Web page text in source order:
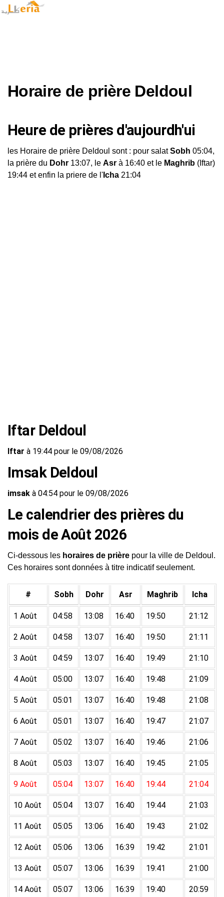
Horaire de prière Deldoul
Heure de prières d'aujourdh'ui
les Horaire de prière Deldoul sont : pour salatSobh 05:04,
la prière du Dohr 13:07, le Asr à 16:40 et le Maghrib (Iftar)
19:44 et enfin la priere de l' Icha 21:04
Iftar Deldoul
Iftar à 19:44 pour le 09/08/2026
Imsak Deldoul
imsak à 04:54 pour le 09/08/2026
Le calendrier des prières du
mois de Août 2026
Ci-dessous les horaires de prière pour la ville de Deldoul.
Ces horaires sont données à titre indicatif seulement.
# Sobh Dohr Asr Maghrib Icha
1 Août 04:58 13:08 16:40 19:50 21:12
2 Août 04:58 13:07 16:40 19:50 21:11
3 Août 04:59 13:07 16:40 19:49 21:10
4 Août 05:00 13:07 16:40 19:48 21:09
5 Août 05:01 13:07 16:40 19:48 21:08
6 Août 05:01 13:07 16:40 19:47 21:07
7 Août 05:02 13:07 16:40 19:46 21:06
8 Août 05:03 13:07 16:40 19:45 21:05
9 Août 05:04 13:07 16:40 19:44 21:04
10 Août 05:04 13:07 16:40 19:44 21:03
11 Août 05:05 13:06 16:40 19:43 21:02
12 Août 05:06 13:06 16:39 19:42 21:01
13 Août 05:07 13:06 16:39 19:41 21:00
14 Août 05:07 13:06 16:39 19:40 20:59